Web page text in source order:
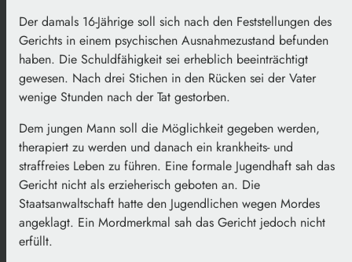
Der damals 16-Jährige soll sich nach den Feststellungen des
Gerichts in einem psychischen Ausnahmezustand befunden
haben. Die Schuldfähigkeit sei erheblich beeinträchtigt
gewesen. Nach drei Stichen in den Rücken sei der Vater
wenige Stunden nach der Tat gestorben.
Dem jungen Mann soll die Möglichkeit gegeben werden,
therapiert zu werden und danach ein krankheits- und
straffreies Leben zu führen. Eine formale Jugendhaft sah das
Gericht nicht als erzieherisch geboten an. Die
Staatsanwaltschaft hatte den Jugendlichen wegen Mordes
angeklagt. Ein Mordmerkmal sah das Gericht jedoch nicht
erfüllt.